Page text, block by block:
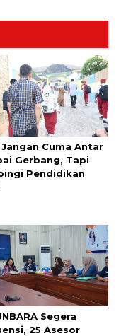
Cuma Antar
Gerbang, Tapi
Pendidikan
Segera
25 Asesor